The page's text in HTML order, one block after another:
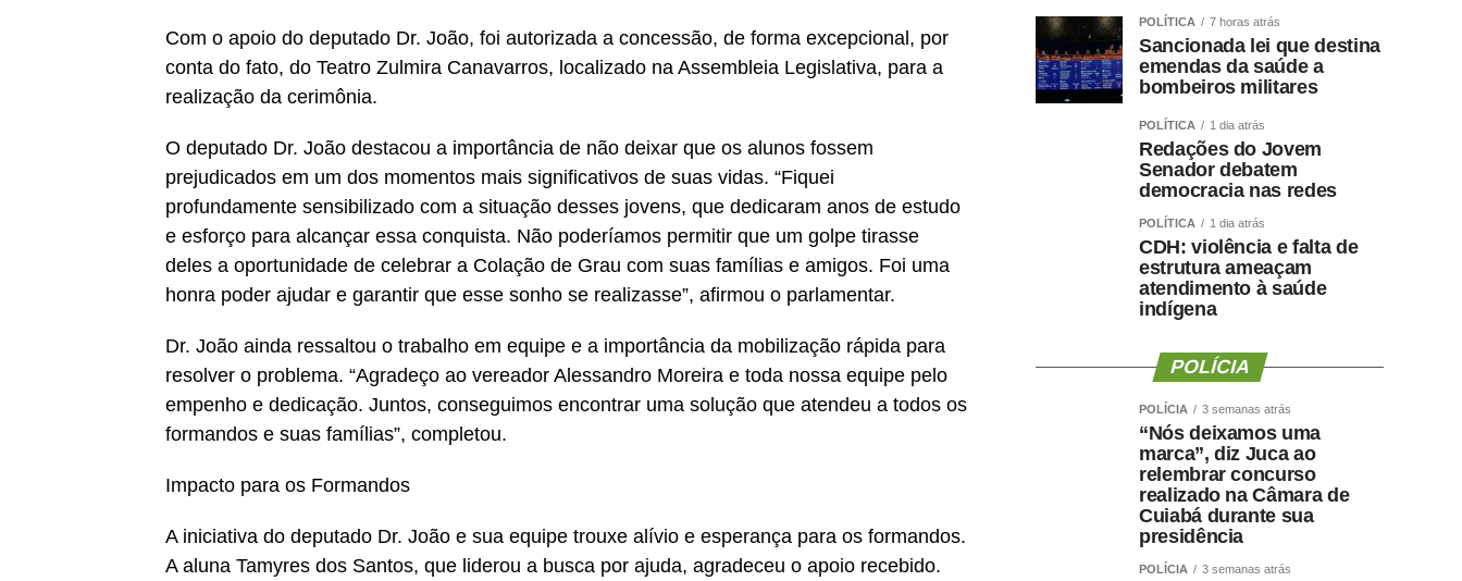
Com o apoio do deputado Dr. João, foi autorizada a concessão, de forma excepcional, por
conta do fato, do Teatro Zulmira Canavarros, localizado na Assembleia Legislativa, para a
realização da cerimônia.
O deputado Dr. João destacou a importância de não deixar que os alunos fossem
prejudicados em um dos momentos mais significativos de suas vidas. “Fiquei
profundamente sensibilizado com a situação desses jovens, que dedicaram anos de estudo
e esforço para alcançar essa conquista. Não poderíamos permitir que um golpe tirasse
deles a oportunidade de celebrar a Colação de Grau com suas famílias e amigos. Foi uma
honra poder ajudar e garantir que esse sonho se realizasse”, afirmou o parlamentar.
Dr. João ainda ressaltou o trabalho em equipe e a importância da mobilização rápida para
resolver o problema. “Agradeço ao vereador Alessandro Moreira e toda nossa equipe pelo
empenho e dedicação. Juntos, conseguimos encontrar uma solução que atendeu a todos os
formandos e suas famílias”, completou.
Impacto para os Formandos
A iniciativa do deputado Dr. João e sua equipe trouxe alívio e esperança para os formandos.
A aluna Tamyres dos Santos, que liderou a busca por ajuda, agradeceu o apoio recebido.
POLÍTICA 7 horas atrás
Sancionada lei que destina
emendas da saúde a
bombeiros militares
POLÍTICA 1 dia atrás
Redações do Jovem
Senador debatem
democracia nas redes
POLÍTICA 1 dia atrás
CDH: violência e falta de
estrutura ameaçam
atendimento à saúde
indígena
POLÍCIA
POLÍCIA 3 semanas atrás
“Nós deixamos uma
marca”, diz Juca ao
relembrar concurso
realizado na Câmara de
Cuiabá durante sua
presidência
POLÍCIA 3 semanas atrás